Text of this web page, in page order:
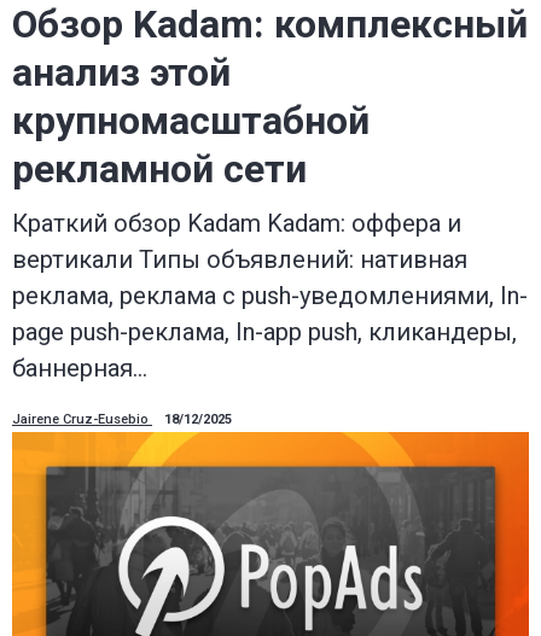
successful
in
the
industry.
Обзор Kadam: комплексный
анализ этой
крупномасштабной
рекламной сети
Краткий обзор Kadam Kadam: оффера и
вертикали Типы объявлений: нативная
реклама, реклама с push-уведомлениями, In-
page push-реклама, In-app push, кликандеры,
баннерная…
Jairene Cruz-Eusebio 18/12/2025